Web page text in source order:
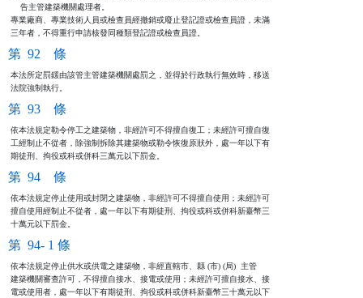
    告主管建築機關處理者。
專業廠商、專業技術人員或檢查員經撤銷或廢止登記證或檢查員證，未滿
三年者，不得重行申請核發同種類登記證或檢查員證。
第 92 條
本法所定罰鍰由該管主管建築機關處罰之，並得於行政執行無效時，移送
法院強制執行。
第 93 條
依本法規定勒令停工之建築物，非經許可不得擅自復工；未經許可擅自復
工經制止不從者，除強制拆除其建築物或勒令恢復原狀外，處一年以下有
期徒刑、拘役或科或併科三萬元以下罰金。
第 94 條
依本法規定停止使用或封閉之建築物，非經許可不得擅自使用；未經許可
擅自使用經制止不從者，處一年以下有期徒刑、拘役或科或併科新臺幣三
十萬元以下罰金。
第 94- 1 條
依本法規定停止供水或供電之建築物，非經直轄市、縣 (市) (局)  主管
建築機關審查許可，不得擅自接水、接電或使用；未經許可擅自接水、接
電或使用者，處一年以下有期徒刑、拘役或科或併科新臺幣三十萬元以下